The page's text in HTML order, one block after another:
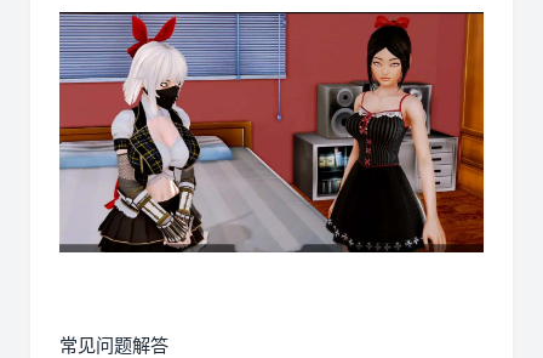
常见问题解答